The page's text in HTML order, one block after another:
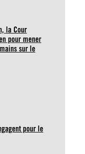
la Cour
pour mener
sur le
pour le